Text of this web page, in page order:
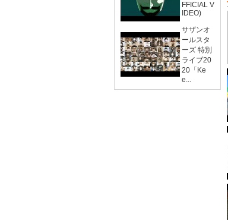
FFICIAL V
IDEO)
サザンオ
ールスタ
ーズ 特別
ライブ20
20「Ke
e...